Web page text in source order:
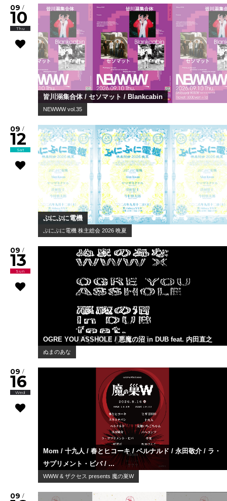
09 /
10
Thu
皆川溺集合体 / セソマット / Blankcabin
NEWWW vol.35
09 /
12
Sat
ぷにぷに電機
ぷにぷに電機 株主総会 2026 晩夏
09 /
13
Sun
OGRE YOU ASSHOLE / 悪魔の沼 in DUB feat. 内田直之
ぬまのあな
09 /
16
Wed
Mom / 十九人 / 春とヒコーキ / ベルナルド / 永田敬介 / ラ・
サプリメント・ビバ / ...
WWW & ザクセス presents 魔の巣W
09 /